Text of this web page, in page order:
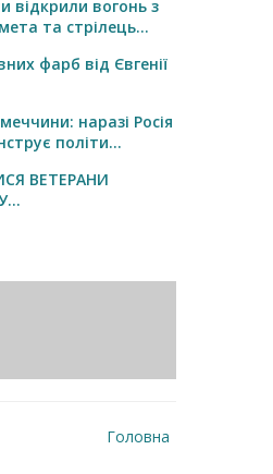
відкрили вогонь з
та стрілець...
фарб від Євгенії
наразі Росія
політи...
ВЕТЕРАНИ
Головна